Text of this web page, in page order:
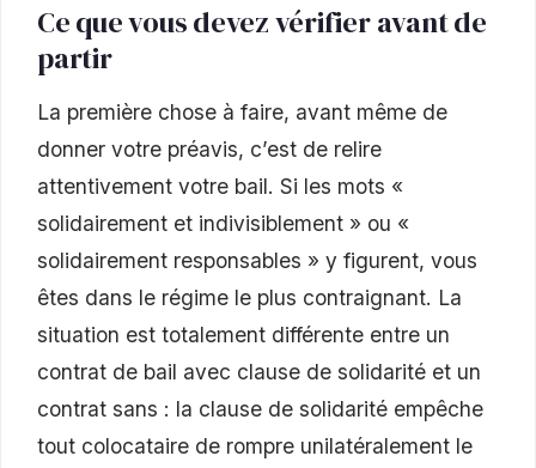
Ce que vous devez vérifier avant de
partir
La première chose à faire, avant même de
donner votre préavis, c’est de relire
attentivement votre bail. Si les mots «
solidairement et indivisiblement » ou «
solidairement responsables » y figurent, vous
êtes dans le régime le plus contraignant. La
situation est totalement différente entre un
contrat de bail avec clause de solidarité et un
contrat sans : la clause de solidarité empêche
tout colocataire de rompre unilatéralement le